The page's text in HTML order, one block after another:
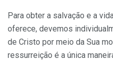
Para obter a salvação e a
oferece, devemos
de Cristo por meio da Sua
ressurreição é a única